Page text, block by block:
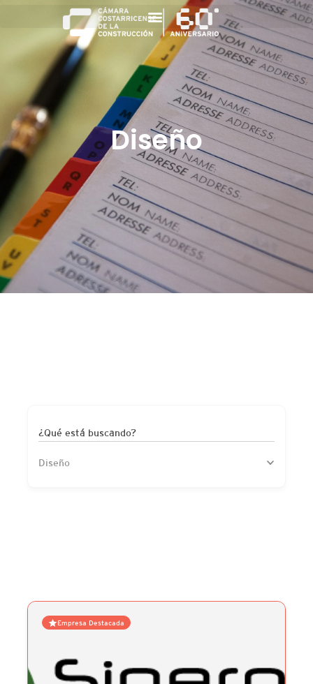
Diseño
¿Qué está buscando?
Diseño
Empresa Destacada